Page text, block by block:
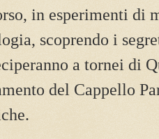
in esperimenti di
scoprendo i
a tornei di
del Cappello